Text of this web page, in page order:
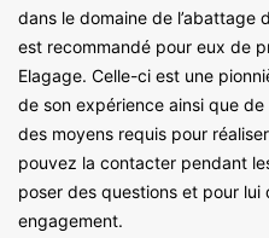
dans le domaine de l’abattage
est recommandé pour eux de
Elagage. Celle-ci est une
de son expérience ainsi que
des moyens requis pour
pouvez la contacter pendant
poser des questions et pour lui
engagement.